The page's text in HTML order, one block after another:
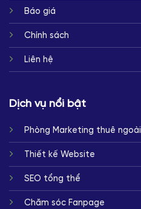
Báo giá
Chính sách
Liên hệ
Dịch vụ nổi bật
Phòng Marketing thuê ngoài
Thiết kế Website
SEO tổng thể
Chăm sóc Fanpage